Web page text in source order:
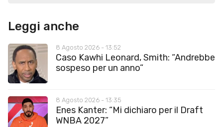
Leggi anche
8 Agosto 2026 - 13:52
Caso Kawhi Leonard, Smith: “Andrebbe
sospeso per un anno”
8 Agosto 2026 - 13:35
Enes Kanter: “Mi dichiaro per il Draft
WNBA 2027”